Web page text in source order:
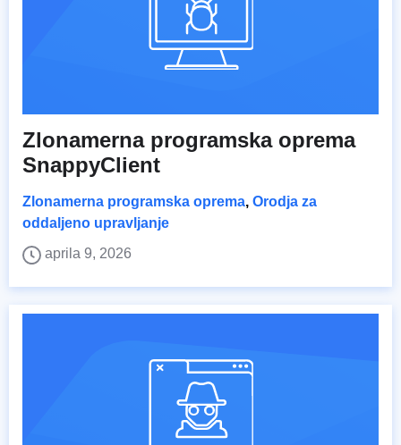
Zlonamerna programska oprema
SnappyClient
Zlonamerna programska oprema, Orodja za
oddaljeno upravljanje
aprila 9, 2026